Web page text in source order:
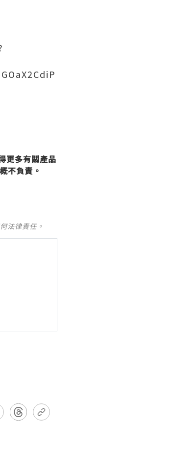
更多有關產品
不負責。
法律責任。